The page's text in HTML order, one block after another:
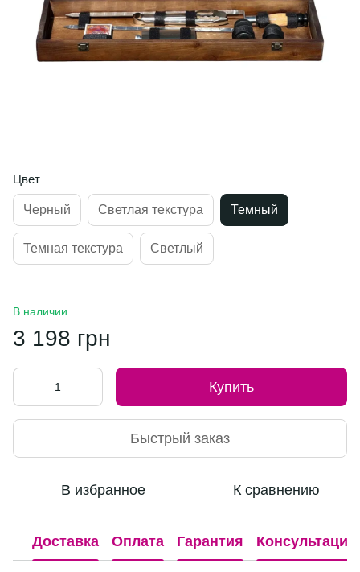
Цвет
Черный Светлая текстура Темный
Темная текстура Светлый
В наличии
3 198 грн
Купить
Быстрый заказ
В избранное К сравнению
Доставка Оплата Гарантия Консультация